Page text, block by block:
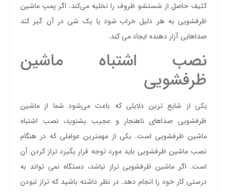
کثیف حاصل از شستشو ظروف را تخلیه می‌کند. اگر پمپ ماشین
ظرفشویی به هر دلیل خراب شود یا یک شی در آن گیر کند
صداهایی آزار دهنده ایجاد می کند.
نصب اشتباه ماشین
ظرفشویی
یکی از شایع ترین دلایلی که باعث می‌شود شما از ماشین
ظرفشویی صداهای ناهنجار و عجیب بشنوید، نصب اشتباه
ماشین ظرفشویی است. یکی از مهمترین عواملی که در هنگام
نصب ماشین ظرفشویی باید مورد توجه قرار بگیرد تراز کردن آن
است. اگر ماشین ظرفشویی تراز نباشد، دستگاه نمی تواند به
درستی کار خود را انجام دهد. در نظر داشته باشید که تراز نبودن